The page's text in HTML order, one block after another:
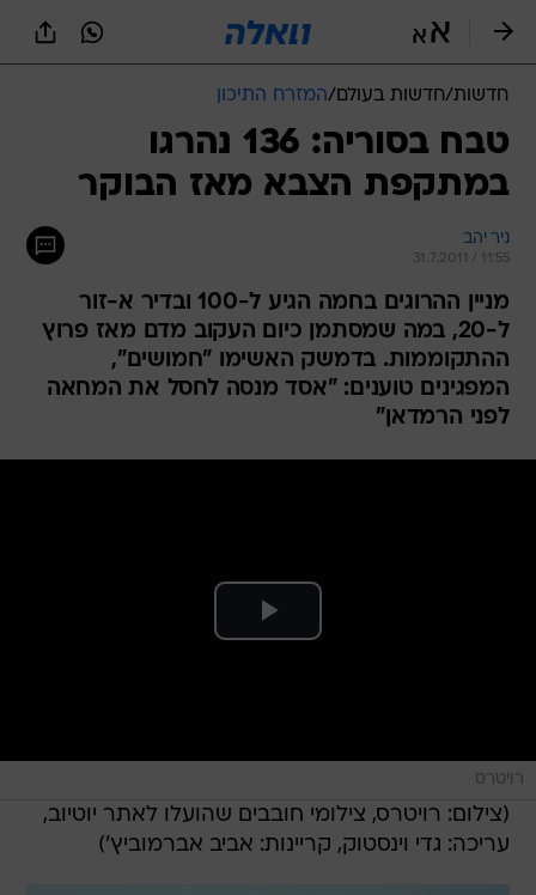
חדשות/חדשות בעולם /המזרח התיכון
טבח בסוריה: 136 נהרגו
במתקפת הצבא מאז הבוקר
ניר יהב
31.7.2011 / 11:55
מניין ההרוגים בחמה הגיע ל-100 ובדיר א-זור
ל-20, במה שמסתמן כיום העקוב מדם מאז פרוץ
ההתקוממות. בדמשק האשימו "חמושים",
המפגינים טוענים: "אסד מנסה לחסל את המחאה
לפני הרמדאן"
רויטרס
(צילום: רויטרס, צילומי חובבים שהועלו לאתר יוטיוב,
עריכה: גדי וינסטוק, קריינות: אביב אברמוביץ')